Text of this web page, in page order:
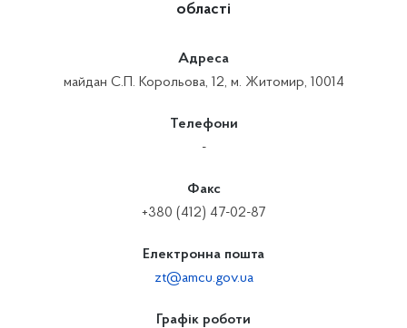
області
Адреса
майдан С.П. Корольова, 12, м. Житомир, 10014
Телефони
-
Факс
+380 (412) 47-02-87
Електронна пошта
zt@amcu.gov.ua
Графік роботи